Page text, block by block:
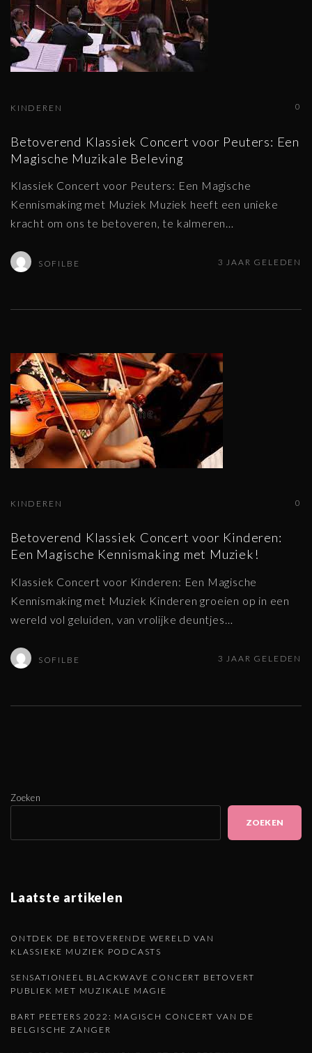
0
KINDEREN
Betoverend Klassiek Concert voor Peuters: Een
Magische Muzikale Beleving
Klassiek Concert voor Peuters: Een Magische
Kennismaking met Muziek Muziek heeft een unieke
kracht om ons te betoveren, te kalmeren…
SOFILBE 3 JAAR GELEDEN
0
KINDEREN
Betoverend Klassiek Concert voor Kinderen:
Een Magische Kennismaking met Muziek!
Klassiek Concert voor Kinderen: Een Magische
Kennismaking met Muziek Kinderen groeien op in een
wereld vol geluiden, van vrolijke deuntjes…
SOFILBE 3 JAAR GELEDEN
Zoeken
ZOEKEN
Laatste artikelen
ONTDEK DE BETOVERENDE WERELD VAN
KLASSIEKE MUZIEK PODCASTS
SENSATIONEEL BLACKWAVE CONCERT BETOVERT
PUBLIEK MET MUZIKALE MAGIE
BART PEETERS 2022: MAGISCH CONCERT VAN DE
BELGISCHE ZANGER